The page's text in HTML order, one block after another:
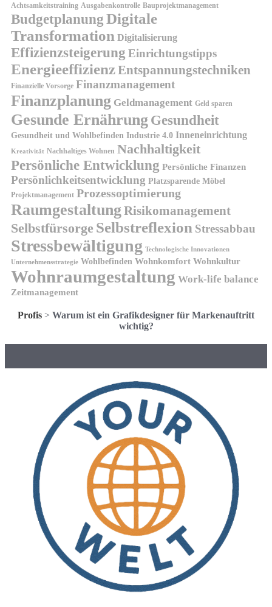
Achtsamkeitstraining Ausgabenkontrolle Bauprojektmanagement
BudgetplanungDigitale
Transformation Digitalisierung
Effizienzsteigerung Einrichtungstipps
EnergieeffizienzEntspannungstechniken
Finanzielle Vorsorge Finanzmanagement
Finanzplanung Geldmanagement Geld sparen
Gesunde Ernährung Gesundheit
Gesundheit und Wohlbefinden Industrie 4.0 Inneneinrichtung
Kreativität Nachhaltiges Wohnen Nachhaltigkeit
Persönliche Entwicklung Persönliche Finanzen
Persönlichkeitsentwicklung Platzsparende Möbel
Projektmanagement Prozessoptimierung
Raumgestaltung Risikomanagement
Selbstfürsorge Selbstreflexion Stressabbau
Stressbewältigung Technologische Innovationen
Unternehmensstrategie Wohlbefinden Wohnkomfort Wohnkultur
Wohnraumgestaltung Work-life balance
Zeitmanagement
Profis > Warum ist ein Grafikdesigner für Markenauftritt
wichtig?